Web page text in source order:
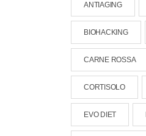
ANTIAGING
BIOHACKING
CARNE ROSSA
CORTISOLO
EVO DIET